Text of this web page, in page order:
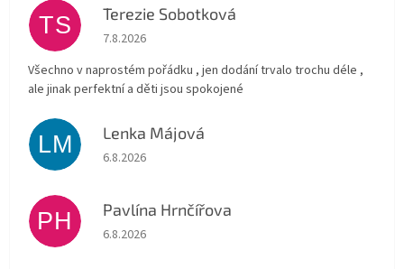
TS Terezie Sobotková
Hodnocení obchodu je 5 z 5 hvězdiček.
7.8.2026
Všechno v naprostém pořádku , jen dodání trvalo trochu déle ,
ale jinak perfektní a děti jsou spokojené
LM Lenka Májová
Hodnocení obchodu je 5 z 5 hvězdiček.
6.8.2026
PH Pavlína Hrnčířova
Hodnocení obchodu je 5 z 5 hvězdiček.
6.8.2026